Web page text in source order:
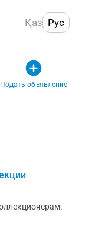
Қаз Рус
Подать объявление